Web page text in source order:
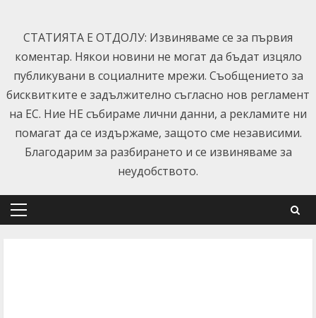
content
СТАТИЯТА Е ОТДОЛУ: Извиняваме се за първия
коментар. Някои новини не могат да бъдат изцяло
публикувани в социалните мрежи. Съобщението за
бисквитките е задължително съгласно нов регламент
на ЕС. Ние НЕ събираме лични данни, а рекламите ни
помагат да се издържаме, защото сме независими.
Благодарим за разбирането и се извиняваме за
неудобството.
Primary